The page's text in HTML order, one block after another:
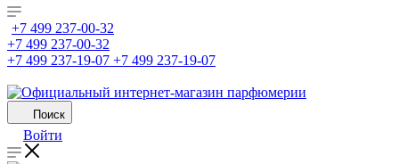
+7 499 237-00-32
+7 499 237-00-32
+7 499 237-19-07 +7 499 237-19-07
Поиск
Войти